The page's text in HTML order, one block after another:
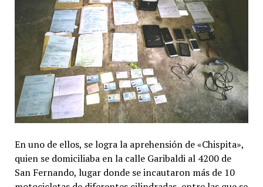
En uno de ellos, se logra la aprehensión de «Chispita»,
quien se domiciliaba en la calle Garibaldi al 4200 de
San Fernando, lugar donde se incautaron más de 10